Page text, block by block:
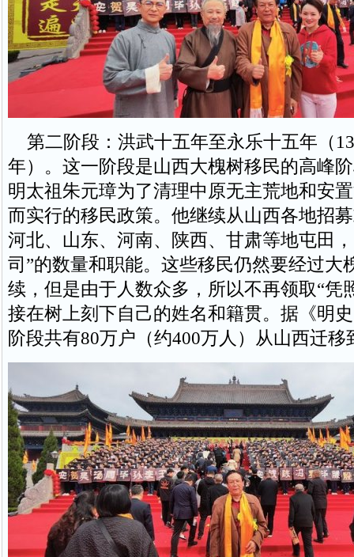
第二阶段：洪武十五年至永乐十五年（
年）。这一阶段是山西大槐树移民的高峰
明太祖朱元璋为了清理中原无主荒地和安
而实行的移民政策。他继续从山西各地招
河北、山东、河南、陕西、甘肃等地屯田
司”的数量和职能。这些移民仍然要经过大
续，但是由于人数众多，所以不再领取“凭
接在树上刻下自己的姓名和籍贯。据《明
阶段共有80万户（约400万人）从山西迁移